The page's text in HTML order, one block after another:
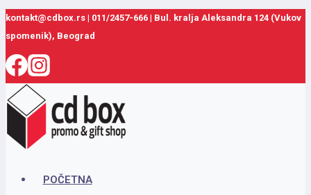
Skip
to
content
kontakt@cdbox.rs | 011/2457-666 | Bul. kralja Aleksandra 124 (Vukov
spomenik), Beograd
POČETNA